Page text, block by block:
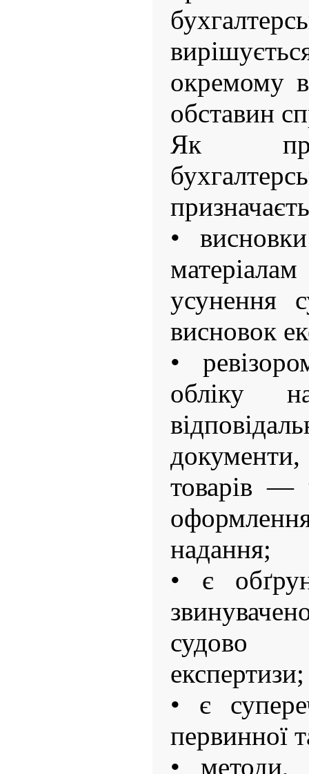
окремому
обставин
Як
• висновки
усунення
висновок
•
обліку
товарів —
надання;
• є
судово
експертизи;
• є
первинної
• методи,